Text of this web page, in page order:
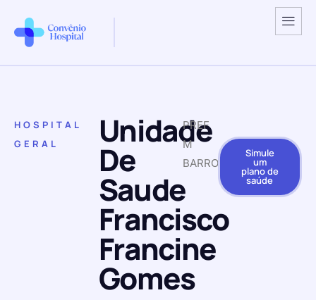
HOSPITAL
GERAL
Unidade
De
Saude
Francisco
Francine
Gomes
PREF
M
BARROQUINHA
Simule
um
plano de
saúde